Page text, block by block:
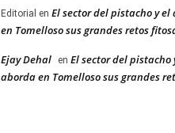
Editorial en El sector del pistacho y
en Tomelloso sus grandes retos
Ejay Dehal en El sector del
aborda en Tomelloso sus grandes